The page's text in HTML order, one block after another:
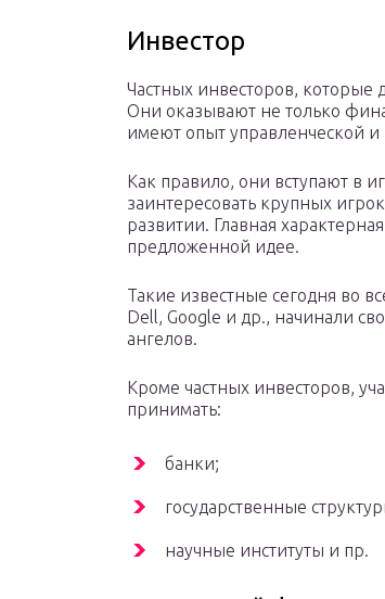
Инвестор
Частных инвесторов, которые
Они оказывают не только
имеют опыт управленческой и
Как правило, они вступают в
заинтересовать крупных
развитии. Главная
предложенной идее.
Такие известные сегодня во
Dell, Google и др., начинали
ангелов.
Кроме частных инвесторов,
принимать:
банки;
государственные
научные институты и пр.